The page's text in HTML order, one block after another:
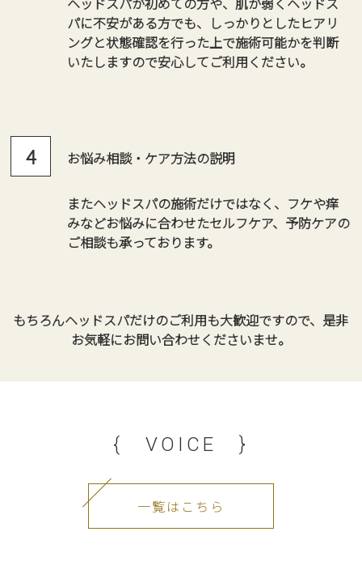
パに不安がある方でも、しっかりとしたヒアリ
ングと状態確認を行った上で施術可能かを判断
いたしますので安心してご利用ください。
お悩み相談・ケア方法の説明
またヘッドスパの施術だけではなく、フケや痒
みなどお悩みに合わせたセルフケア、予防ケアの
ご相談も承っております。
もちろんヘッドスパだけのご利用も大歓迎ですので、是非
お気軽にお問い合わせくださいませ。
{ VOICE }
一覧はこちら